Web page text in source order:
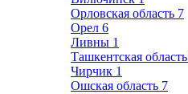
Орловская область 7
Орел 6
Ливны 1
Ташкентская область
Чирчик 1
Ошская область 7